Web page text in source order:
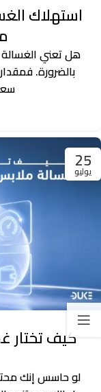
استهلاك
هل تعني الغسالة
بالضرورة.
25
يوليو
كيف تختار
لو حاسس إنك